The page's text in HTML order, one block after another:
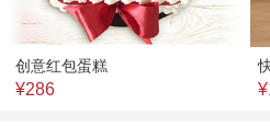
创意红包蛋糕
¥286